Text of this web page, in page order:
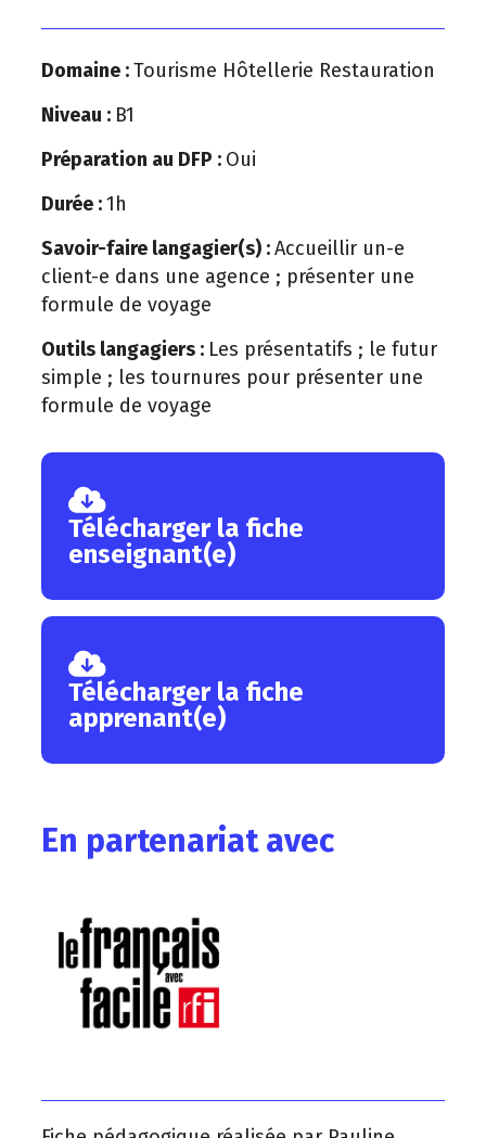
Domaine :Tourisme Hôtellerie Restauration
Niveau : B1
Préparation au DFP : Oui
Durée :1h
Savoir-faire langagier(s) :Accueillir un-e
client-e dans une agence ; présenter une
formule de voyage
Outils langagiers : Les présentatifs ; le futur
simple ; les tournures pour présenter une
formule de voyage
Télécharger la fiche
enseignant(e)
Télécharger la fiche
apprenant(e)
En partenariat avec